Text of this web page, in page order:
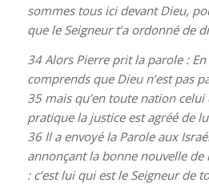
sommes tous ici devant Dieu,
que le Seigneur t’a ordonné de
34Alors Pierre prit la parole :
comprends que Dieu n’est pas
35mais qu’en toute nation celui
pratique la justice est agréé de
36Il a envoyé la Parole aux
annonçant la bonne nouvelle de
: c’est lui qui est le Seigneur de